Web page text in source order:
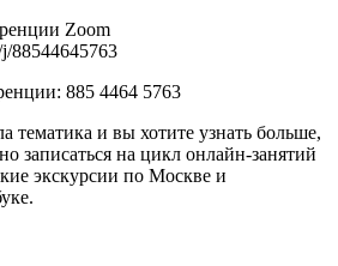
Zoom
88544645763
885 4464 5763
тематика и вы хотите узнать больше,
записаться на цикл онлайн-занятий
экскурсии по Москве и